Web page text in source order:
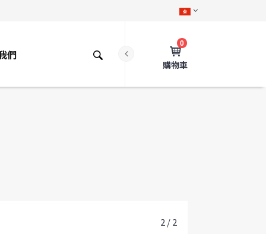
0
購物車
們
2 / 2